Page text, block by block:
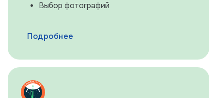
Выбор фотографий
Подробнее